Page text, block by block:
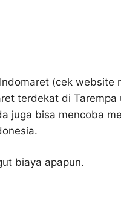
(cek website
terdekat di Tarempa
juga bisa mencoba
biaya apapun.